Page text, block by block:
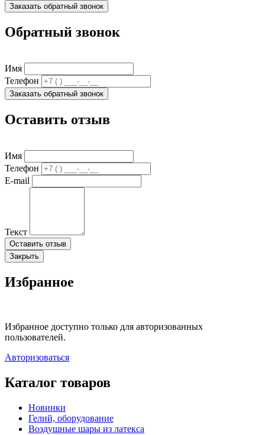
Заказать обратный звонок
Обратный звонок
Имя
Телефон
Заказать обратный звонок
Оставить отзыв
Имя
Телефон
E-mail
Текст
Оставить отзыв
Закрыть
Избранное
Избранное доступно только для авторизованных
пользователей.
Авторизоваться
Каталог товаров
Новинки
Гелий, оборудование
Воздушные шары из латекса